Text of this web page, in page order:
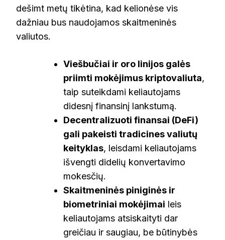
dešimt metų tikėtina, kad kelionėse vis
dažniau bus naudojamos skaitmeninės
valiutos.
Viešbučiai ir oro linijos galės
priimti mokėjimus kriptovaliuta,
taip suteikdami keliautojams
didesnį finansinį lankstumą.
Decentralizuoti finansai (DeFi)
gali pakeisti tradicines valiutų
keityklas, leisdami keliautojams
išvengti didelių konvertavimo
mokesčių.
Skaitmeninės piniginės ir
biometriniai mokėjimai leis
keliautojams atsiskaityti dar
greičiau ir saugiau, be būtinybės